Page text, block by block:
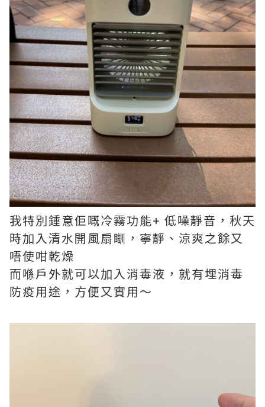
我特別鍾意佢嘅冷霧功能+ 低噪靜音，秋天
時加入清水開風扇瞓，寧靜、涼爽之餘又
唔使咁乾燥
而喺戶外就可以加入消毒液，就有埋消毒
防疫用途，方便又實用～